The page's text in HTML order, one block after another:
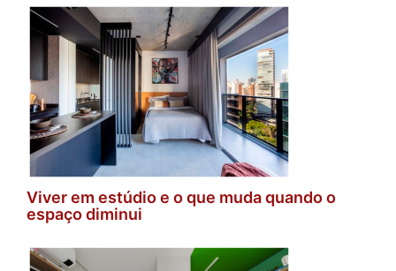
Viver em estúdio e o que muda quando o
espaço diminui